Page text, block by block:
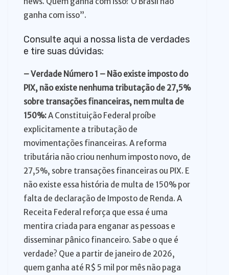
ganha com isso”.
Consulte aqui a nossa lista de verdades
e tire suas dúvidas:
– Verdade Número 1 – Não existe imposto do
PIX, não existe nenhuma tributação de 27,5%
sobre transações financeiras, nem multa de
150%:A Constituição Federal proíbe
explicitamente a tributação de
movimentações financeiras. A reforma
tributária não criou nenhum imposto novo, de
27,5%, sobre transações financeiras ou PIX. E
não existe essa história de multa de 150% por
falta de declaração de Imposto de Renda. A
Receita Federal reforça que essa é uma
mentira criada para enganar as pessoas e
disseminar pânico financeiro. Sabe o que é
verdade? Que a partir de janeiro de 2026,
quem ganha até R$ 5 mil por mês não paga